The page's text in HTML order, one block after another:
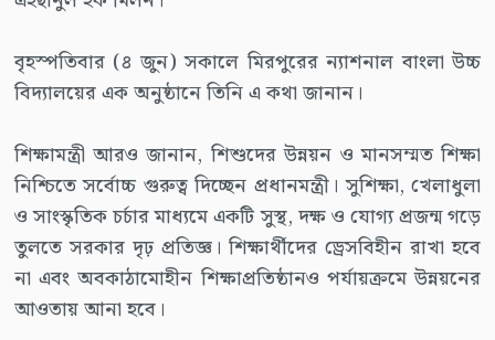
বৃহস্পতিবার (৪ জুন) সকালে মিরপুরের ন্যাশনাল বাংলা উচ্চ
বিদ্যালয়ের এক অনুষ্ঠানে তিনি এ কথা জানান।
শিক্ষামন্ত্রী আরও জানান, শিশুদের উন্নয়ন ও মানসম্মত শিক্ষা
নিশ্চিতে সর্বোচ্চ গুরুত্ব দিচ্ছেন প্রধানমন্ত্রী। সুশিক্ষা, খেলাধুলা
ও সাংস্কৃতিক চর্চার মাধ্যমে একটি সুস্থ, দক্ষ ও যোগ্য প্রজন্ম গড়ে
তুলতে সরকার দৃঢ় প্রতিজ্ঞ। শিক্ষার্থীদের ড্রেসবিহীন রাখা হবে
না এবং অবকাঠামোহীন শিক্ষাপ্রতিষ্ঠানও পর্যায়ক্রমে উন্নয়নের
আওতায় আনা হবে।